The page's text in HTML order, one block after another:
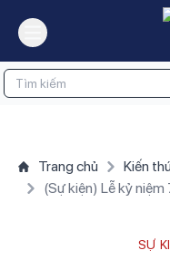
Trang chủ Kiến
SỰ